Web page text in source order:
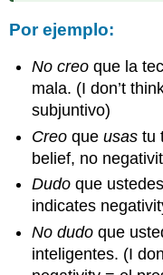
Por ejemplo:
No creo que la
mala. (I don’t
subjuntivo)
Creo queusas tu
belief, no
Dudo que
indicates
No dudo que
inteligentes. (I